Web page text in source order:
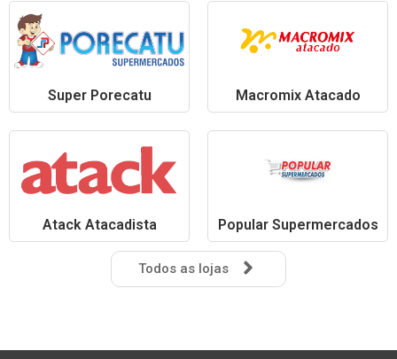
Super Porecatu Macromix Atacado
Atack Atacadista Popular Supermercados
Todos as lojas